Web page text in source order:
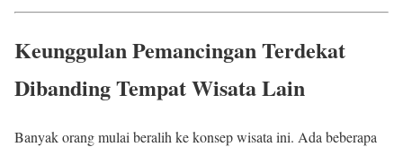
Keunggulan Pemancingan Terdekat
Dibanding Tempat Wisata Lain
Banyak orang mulai beralih ke konsep wisata ini. Ada beberapa